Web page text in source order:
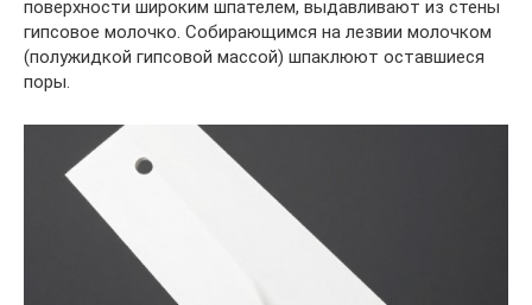
поверхности широким шпателем, выдавливают из стены
гипсовое молочко. Собирающимся на лезвии молочком
(полужидкой гипсовой массой) шпаклюют оставшиеся
поры.